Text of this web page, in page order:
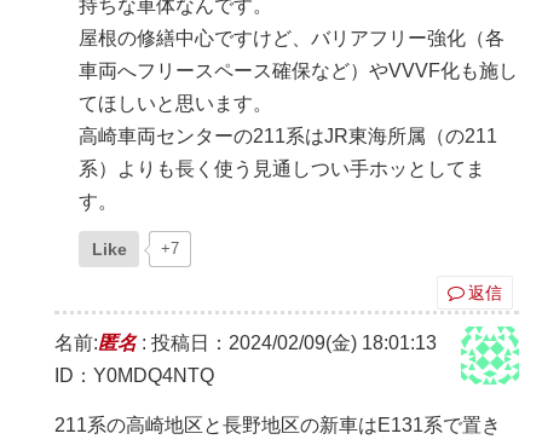
持ちな車体なんです。
屋根の修繕中心ですけど、バリアフリー強化（各
車両へフリースペース確保など）やVVVF化も施し
てほしいと思います。
高崎車両センターの211系はJR東海所属（の211
系）よりも長く使う見通しつい手ホッとしてま
す。
Like +7
返信
名前:匿名: 投稿日：2024/02/09(金) 18:01:13
ID：Y0MDQ4NTQ
211系の高崎地区と長野地区の新車はE131系で置き